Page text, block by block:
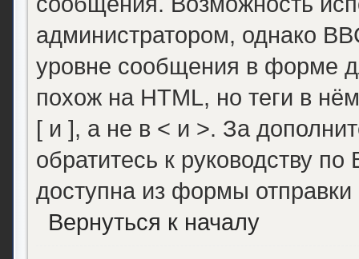
администратором, однако
уровне сообщения в форме
похож на HTML, но теги в
[ и ], а не в < и >. За
обратитесь к руководству
доступна из формы
Вернуться к началу